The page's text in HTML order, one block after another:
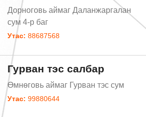
Дорноговь аймаг Даланжаргалан
сум 4-р баг
Утас: 88687568
Гурван тэс салбар
Өмнөговь аймаг Гурван тэс сум
Утас: 99880644